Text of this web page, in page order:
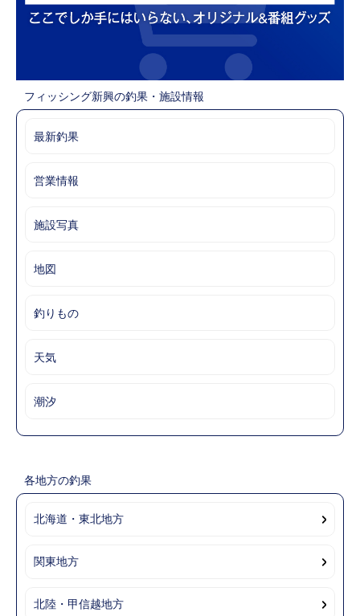
フィッシング新興の釣果・施設情報
最新釣果
営業情報
施設写真
地図
釣りもの
天気
潮汐
各地方の釣果
北海道・東北地方
関東地方
北陸・甲信越地方